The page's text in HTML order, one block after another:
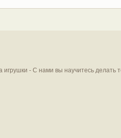
- С нами вы научитесь делать